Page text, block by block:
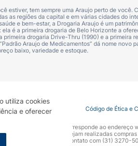
utiliza cookies
e oferecer
estiver, tem sempre uma Araujo perto de
as regiões da capital e em várias cidades do
e bem-estar, a Drogaria Araujo é um
é a primeira drogaria de Belo Horizonte a
primeira drogaria Drive-Thru (1990) e a primeira
Araujo de Medicamentos” dá nome
baixo, variedade e estoque.
Privacidade Covid-19 Código de Ética e
que o seu site oficial corresponde ao
que não sejam realizadas
gentileza entrar em contato com (31) 3270-